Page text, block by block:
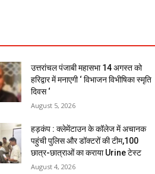
उत्तरांचल पंजाबी महासभा 14 अगस्त को
हरिद्वार में मनाएगी ‘ विभाजन विभीषिका स्मृति
दिवस ‘
August 5, 2026
हड़कंप : क्लेमेंटाउन के कॉलेज में अचानक
पहुंची पुलिस और डॉक्टरों की टीम,100
छात्र-छात्राओं का कराया Urine टेस्ट
August 4, 2026